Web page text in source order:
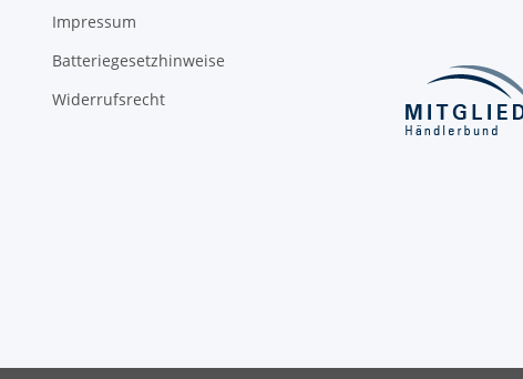
Impressum
Batteriegesetzhinweise
Widerrufsrecht